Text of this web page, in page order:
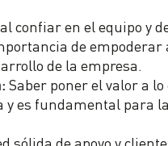
confiar en el equipo y
de empoderar
de la empresa.
Saber poner el valor a
y es fundamental para
sólida de apoyo y